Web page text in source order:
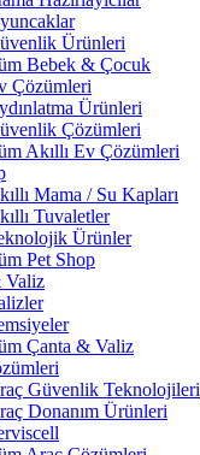
Ürünleri
Bebek & Çocuk
Çözümleri
Ürünleri
Çözümleri
Akıllı Ev Çözümleri
Mama / Su Kapları
Tuvaletler
Ürünler
Pet Shop
Valiz
Çanta & Valiz
Güvenlik Teknolojileri
Donanım Ürünleri